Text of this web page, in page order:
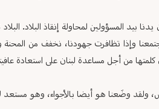
بيد المسؤولين لمحاولة إنقاذ البلاد.
وإذا تظافرت جهودنا، نخفف من
من أجل مساعدة لبنان على استعادة
ولقد وضَعنا هو أيضا بالأجواء، وهو مستعد